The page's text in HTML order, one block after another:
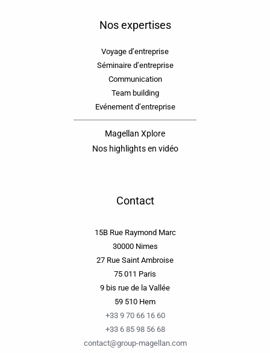
Nos expertises
Voyage d’entreprise
Séminaire d’entreprise
Communication
Team building
Evénement d’entreprise
Magellan Xplore
Nos highlights en vidéo
Contact
15B Rue Raymond Marc
30000 Nimes
27 Rue Saint Ambroise
75 011 Paris
9 bis rue de la Vallée
59 510 Hem
+33 9 70 66 16 60
+33 6 85 98 56 68
contact@group-magellan.com